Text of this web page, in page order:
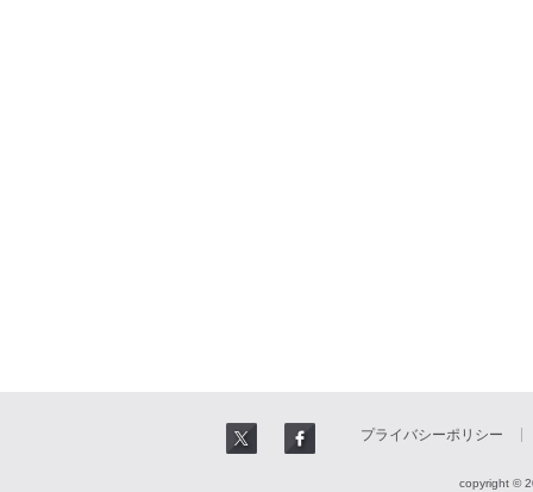
プライバシーポリシー
copyright ©